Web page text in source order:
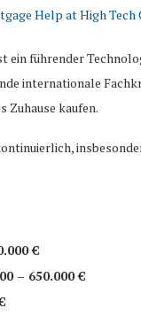
ein führender
internationale
Zuhause kaufen.
€
– 650.000 €